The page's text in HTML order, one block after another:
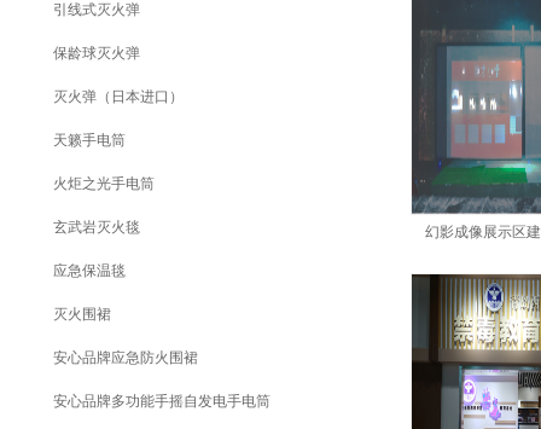
引线式灭火弹
保龄球灭火弹
灭火弹（日本进口）
天籁手电筒
火炬之光手电筒
玄武岩灭火毯
应急保温毯
灭火围裙
安心品牌应急防火围裙
安心品牌多功能手摇自发电手电筒
幻影成像展示区